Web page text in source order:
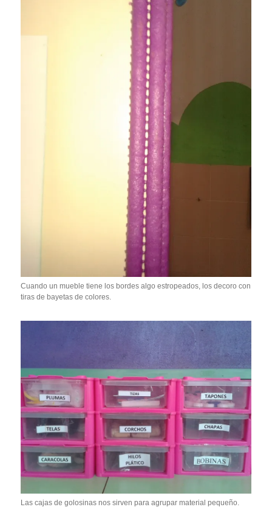
Cuando un mueble tiene los bordes algo estropeados, los decoro con
tiras de bayetas de colores.
Las cajas de golosinas nos sirven para agrupar material pequeño.